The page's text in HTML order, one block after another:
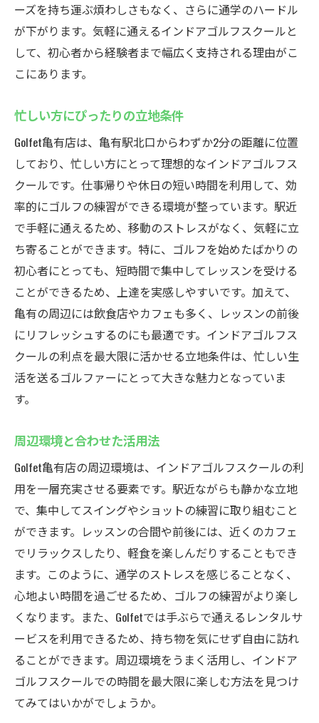
ーズを持ち運ぶ煩わしさもなく、さらに通学のハードル
が下がります。気軽に通えるインドアゴルフスクールと
して、初心者から経験者まで幅広く支持される理由がこ
こにあります。
忙しい方にぴったりの立地条件
Golfet亀有店は、亀有駅北口からわずか2分の距離に位置
しており、忙しい方にとって理想的なインドアゴルフス
クールです。仕事帰りや休日の短い時間を利用して、効
率的にゴルフの練習ができる環境が整っています。駅近
で手軽に通えるため、移動のストレスがなく、気軽に立
ち寄ることができます。特に、ゴルフを始めたばかりの
初心者にとっても、短時間で集中してレッスンを受ける
ことができるため、上達を実感しやすいです。加えて、
亀有の周辺には飲食店やカフェも多く、レッスンの前後
にリフレッシュするのにも最適です。インドアゴルフス
クールの利点を最大限に活かせる立地条件は、忙しい生
活を送るゴルファーにとって大きな魅力となっていま
す。
周辺環境と合わせた活用法
Golfet亀有店の周辺環境は、インドアゴルフスクールの利
用を一層充実させる要素です。駅近ながらも静かな立地
で、集中してスイングやショットの練習に取り組むこと
ができます。レッスンの合間や前後には、近くのカフェ
でリラックスしたり、軽食を楽しんだりすることもでき
ます。このように、通学のストレスを感じることなく、
心地よい時間を過ごせるため、ゴルフの練習がより楽し
くなります。また、Golfetでは手ぶらで通えるレンタルサ
ービスを利用できるため、持ち物を気にせず自由に訪れ
ることができます。周辺環境をうまく活用し、インドア
ゴルフスクールでの時間を最大限に楽しむ方法を見つけ
てみてはいかがでしょうか。